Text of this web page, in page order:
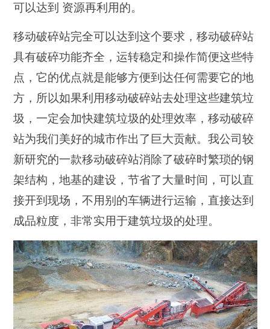
可以达到 资源再利用的。
移动破碎站完全可以达到这个要求，移动破碎站
具有破碎功能齐全，运转稳定和操作简便这些特
点，它的优点就是能够方便到达任何需要它的地
方，所以如果利用移动破碎站去处理这些建筑垃
圾，一定会加快建筑垃圾的处理效率，移动破碎
站为我们美好的城市作出了巨大贡献。我公司较
新研究的一款移动破碎站消除了破碎时繁琐的钢
架结构，地基的建设，节省了大量时间，可以直
接开到现场，不用别的车辆进行运输，直接达到
成品粒度，非常实用于建筑垃圾的处理。